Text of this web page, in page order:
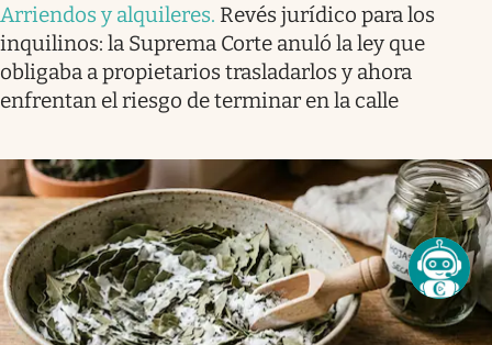
Arriendos y alquileres. Revés jurídico para los
inquilinos: la Suprema Corte anuló la ley que
obligaba a propietarios trasladarlos y ahora
enfrentan el riesgo de terminar en la calle